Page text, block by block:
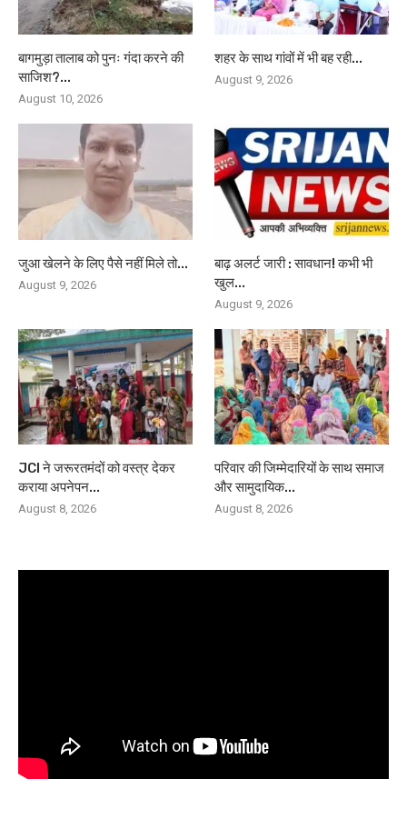
बागमुड़ा तालाब को पुनः गंदा करने की
साजिश?...
August 10, 2026
शहर के साथ गांवों में भी बह रही...
August 9, 2026
जुआ खेलने के लिए पैसे नहीं मिले तो...
August 9, 2026
बाढ़ अलर्ट जारी : सावधान! कभी भी
खुल...
August 9, 2026
JCI ने जरूरतमंदों को वस्त्र देकर
कराया अपनेपन...
August 8, 2026
परिवार की जिम्मेदारियों के साथ समाज
और सामुदायिक...
August 8, 2026